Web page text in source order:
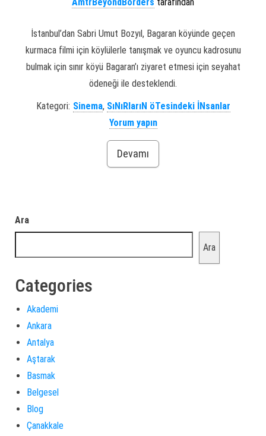
İstanbul’dan Sabri Umut Bozyıl, Bagaran köyünde geçen
kurmaca filmi için köylülerle tanışmak ve oyuncu kadrosunu
bulmak için sınır köyü Bagaran’ı ziyaret etmesi için seyahat
ödeneği ile desteklendi.
Kategori: Sinema, SıNıRlarıN öTesindeki İNsanlar
Yorum yapın
Devamı
Ara
Ara
Categories
Akademi
Ankara
Antalya
Aştarak
Basmak
Belgesel
Blog
Çanakkale